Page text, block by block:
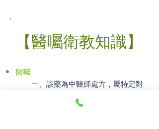
【醫囑衛教知識】
醫囑
一、該藥為中醫師處方，屬特定對
象之用，不能私自供他人服用。
二、平常注意飲食質量並適量運